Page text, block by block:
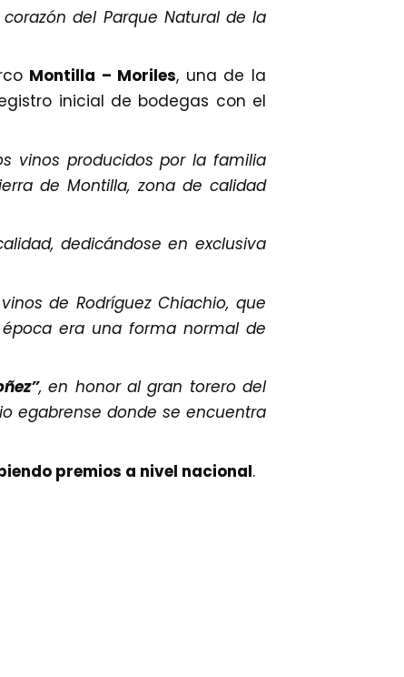
del Parque Natural de la
Montilla – Moriles, una de la
inicial de bodegas con el
vinos producidos por la familia
de Montilla, zona de calidad
dedicándose en exclusiva
de Rodríguez Chiachio, que
era una forma normal de
, en honor al gran torero del
egabrense donde se encuentra
premios a nivel nacional.